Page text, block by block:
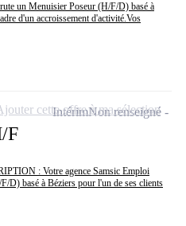
un Menuisier Poseur (H/F/D) basé à
d'un accroissement d'activité.Vos
F
: Votre agence Samsic Emploi
D) basé à Béziers pour l'un de ses clients
IntérimNon renseigné
cette offre à ma sélection